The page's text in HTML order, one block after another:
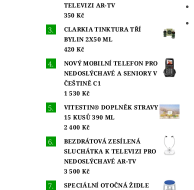
TELEVIZI AR-TV
350 Kč
CLARKIA TINKTURA TŘÍ
BYLIN 2X50 ML
420 Kč
NOVÝ MOBILNÍ TELEFON PRO
NEDOSLÝCHAVÉ A SENIORY V
ČEŠTINĚ C1
1 530 Kč
VITESTIN® DOPLNĚK STRAVY
15 KUSŮ 390 ML
2 400 Kč
BEZDRÁTOVÁ ZESÍLENÁ
SLUCHÁTKA K TELEVIZI PRO
NEDOSLÝCHAVÉ AR-TV
3 500 Kč
SPECIÁLNÍ OTOČNÁ ŽIDLE